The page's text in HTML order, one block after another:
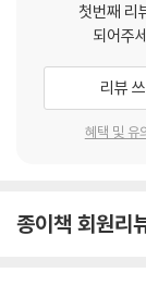
처럼 풀리고/집이
는 일들이 흘러와서
서」, 『우리는 매일
그의 시집 어디를 펼
유의 커다란 옷장에
첫번째 리
되어주
리뷰
혜택 및 유
종이책 회원리